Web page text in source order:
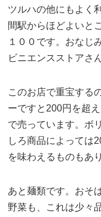
ツルハの他にもよく
間駅からほどよいと
１００です。おなじ
ビニエンスストアさ
このお店で重宝する
ーですと200円を超
で売っています。ボ
しろ商品によっては
を味わえるものもあ
あと麺類です。おそ
野菜も、これは少々